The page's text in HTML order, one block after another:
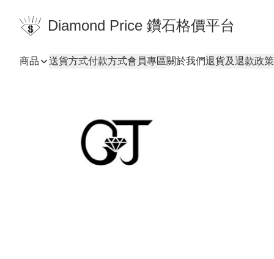
Diamond Price 鑽石格價平台
商品 送貨方式付款方式會員專區關於我們退貨及退款政策